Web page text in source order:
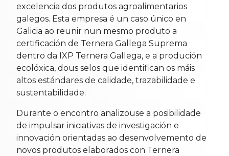
excelencia dos produtos agroalimentarios
galegos. Esta empresa é un caso único en
Galicia ao reunir nun mesmo produto a
certificación de Ternera Gallega Suprema
dentro da IXP Ternera Gallega, e a produción
ecolóxica, dous selos que identifican os máis
altos estándares de calidade, trazabilidade e
sustentabilidade.
Durante o encontro analizouse a posibilidade
de impulsar iniciativas de investigación e
innovación orientadas ao desenvolvemento de
novos produtos elaborados con Ternera